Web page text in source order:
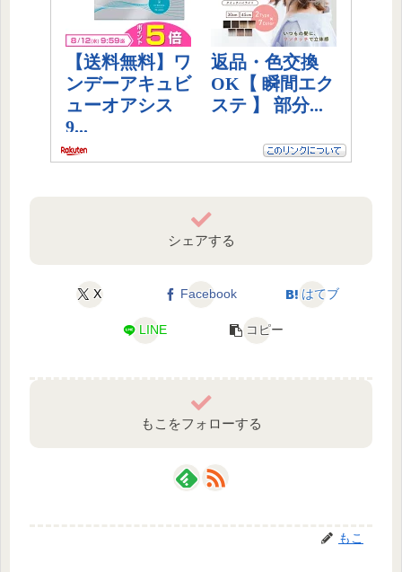
シェアする
X Facebook はてブ
LINE コピー
もこをフォローする
もこ